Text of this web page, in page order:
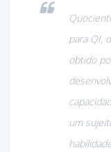
para QI,
obtido
um